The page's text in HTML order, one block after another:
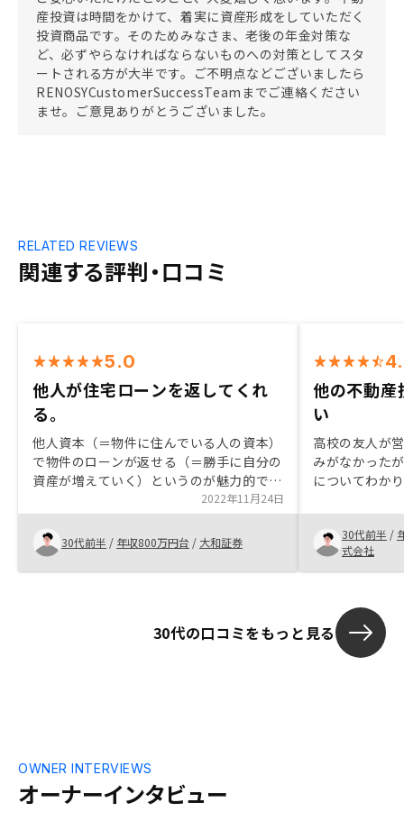
産投資は時間をかけて、着実に資産形成をしていただく
投資商品です。そのためみなさま、老後の年金対策な
ど、必ずやらなければならないものへの対策としてスタ
ートされる方が大半です。ご不明点などございましたら
RENOSYCustomerSuccessTeamまでご連絡ください
ませ。ご意見ありがとうございました。
関連する評判・口コミ
RELATED REVIEWS
5.0
他人が住宅ローンを返してくれ
る。
他人資本（＝物件に住んでいる人の資本）
で物件のローンが返せる（＝勝手に自分の
資産が増えていく）というのが魅力的でし
た。常識なのかもしれませんが物件購入後
発生する固定資産税や火災保険など、サイ
ンする段階まで特に話題に出なかったの
で、事前に話していて下されば「物件購入
に伴う費用の全体像」がクリアになってよ
2022年11月24日
30代前半 / 年収800万円台 / 大和証券
他の不動産
い
高校の友人が
みがなかった
についてわか
し、それに対
産投資が身近
話、リスクの
運用の手段と
30代前半 /
式会社
30代の口コミをもっと見る
オーナーインタビュー
OWNER INTERVIEWS